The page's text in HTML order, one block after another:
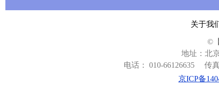
关于我
©
地址：北
电话： 010-66126635
传
京ICP备